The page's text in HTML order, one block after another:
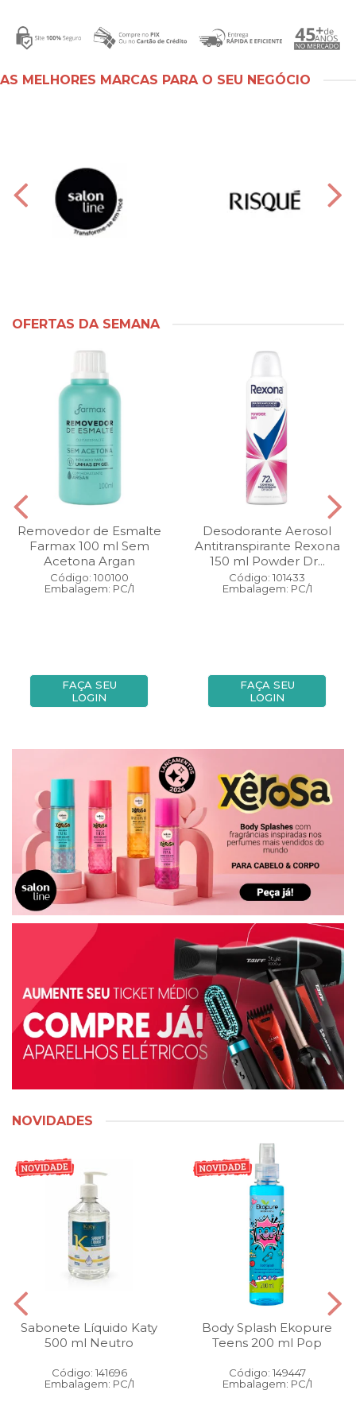
AS MELHORES MARCAS PARA O SEU NEGÓCIO
OFERTAS DA SEMANA
Removedor de Esmalte
Farmax 100 ml Sem
Acetona Argan
Código: 100100
Embalagem: PC/1
FAÇA SEU
LOGIN
Desodorante Aerosol
Antitranspirante Rexona
150 ml Powder Dr...
Código: 101433
Embalagem: PC/1
FAÇA SEU
LOGIN
NOVIDADES
Sabonete Líquido Katy
500 ml Neutro
Código: 141696
Embalagem: PC/1
Body Splash Ekopure
Teens 200 ml Pop
Código: 149447
Embalagem: PC/1